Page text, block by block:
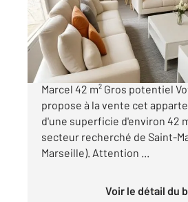
Appartement T2 à
87 000 €
Appartement T2 à vendre
Marcel 42 m² Gros potentiel
propose à la vente cet
d'une superficie d'environ 42
secteur recherché de Saint-
Marseille). Attention ...
Voir le détail du